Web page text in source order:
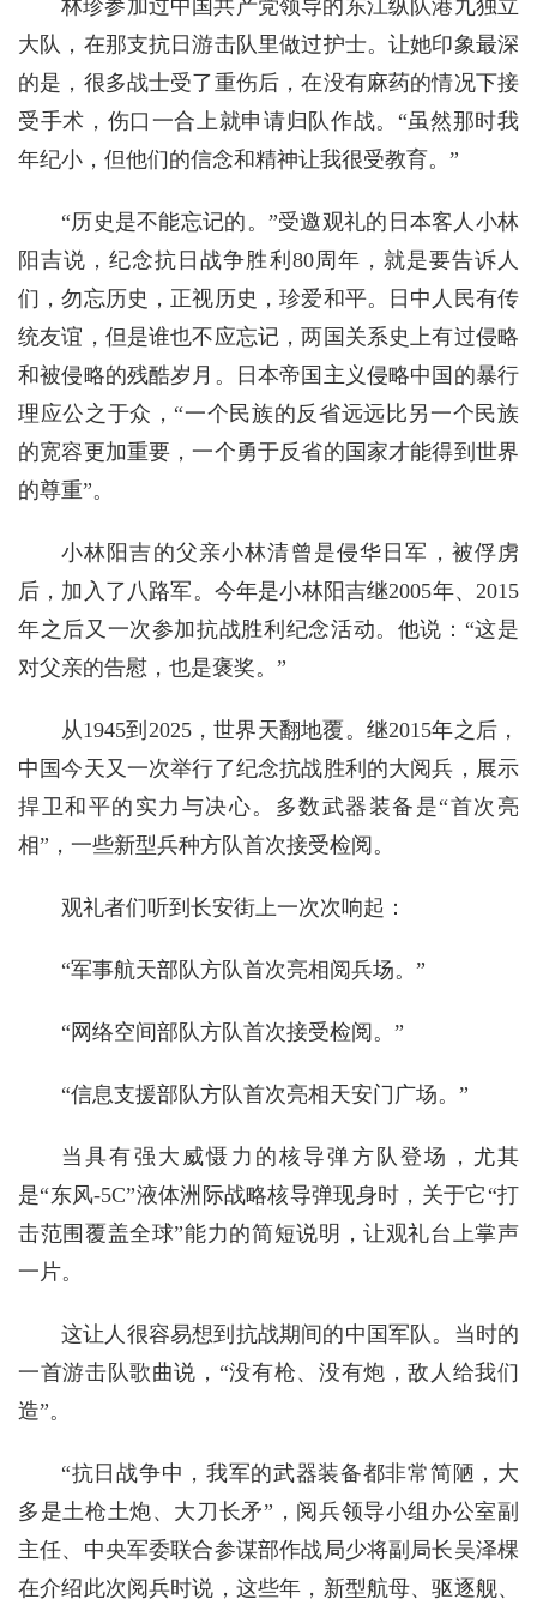
林珍参加过中国共产党领导的东江纵队港九独立
大队，在那支抗日游击队里做过护士。让她印象最深
的是，很多战士受了重伤后，在没有麻药的情况下接
受手术，伤口一合上就申请归队作战。“虽然那时我
年纪小，但他们的信念和精神让我很受教育。”
“历史是不能忘记的。”受邀观礼的日本客人小林
阳吉说，纪念抗日战争胜利80周年，就是要告诉人
们，勿忘历史，正视历史，珍爱和平。日中人民有传
统友谊，但是谁也不应忘记，两国关系史上有过侵略
和被侵略的残酷岁月。日本帝国主义侵略中国的暴行
理应公之于众，“一个民族的反省远远比另一个民族
的宽容更加重要，一个勇于反省的国家才能得到世界
的尊重”。
小林阳吉的父亲小林清曾是侵华日军，被俘虏
后，加入了八路军。今年是小林阳吉继2005年、2015
年之后又一次参加抗战胜利纪念活动。他说：“这是
对父亲的告慰，也是褒奖。”
从1945到2025，世界天翻地覆。继2015年之后，
中国今天又一次举行了纪念抗战胜利的大阅兵，展示
捍卫和平的实力与决心。多数武器装备是“首次亮
相”，一些新型兵种方队首次接受检阅。
观礼者们听到长安街上一次次响起：
“军事航天部队方队首次亮相阅兵场。”
“网络空间部队方队首次接受检阅。”
“信息支援部队方队首次亮相天安门广场。”
当具有强大威慑力的核导弹方队登场，尤其
是“东风-5C”液体洲际战略核导弹现身时，关于它“打
击范围覆盖全球”能力的简短说明，让观礼台上掌声
一片。
这让人很容易想到抗战期间的中国军队。当时的
一首游击队歌曲说，“没有枪、没有炮，敌人给我们
造”。
“抗日战争中，我军的武器装备都非常简陋，大
多是土枪土炮、大刀长矛”，阅兵领导小组办公室副
主任、中央军委联合参谋部作战局少将副局长吴泽棵
在介绍此次阅兵时说，这些年，新型航母、驱逐舰、